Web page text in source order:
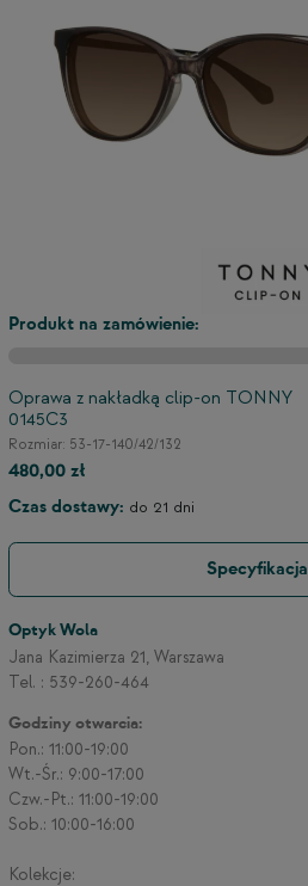
Produkt na zamówienie:
Oprawa z nakładką clip-on TONNY
0145C3
Rozmiar: 53-17-140/42/132
480,00 zł
Czas dostawy: do 21 dni
Specyfikacja
Optyk Wola
Jana Kazimierza 21, Warszawa
Tel. : 539-260-464
Godziny otwarcia:
Pon.: 11:00-19:00
Wt.-Śr.: 9:00-17:00
Czw.-Pt.: 11:00-19:00
Sob.: 10:00-16:00
Kolekcje: